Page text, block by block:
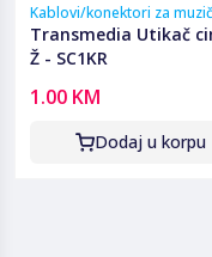
Kablovi/konektori za
opremu
Transmedia Utikač
Ž - SC1KR
1.00 KM
Dodaj u korpu